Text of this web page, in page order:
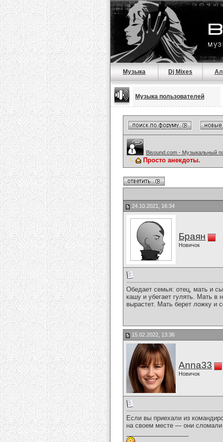
Музыка Dj Mixes
Музыка пользователей
Bisound.com - Музыкальный
Просто анекдоты.
24.10.2021, 16:34
Браян
Новичок
Обедает семья: отец, мать и
кашу и убегает гулять. Мать
вырастет. Мать берет ложку и
15.02.2022, 13:36
Anna33
Новичок
Если вы приехали из
на своем месте — они